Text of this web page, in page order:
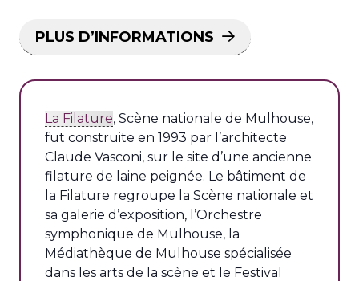
PLUS D’INFORMATIONS
La Filature, Scène nationale de Mulhouse,
fut construite en 1993 par l’architecte
Claude Vasconi, sur le site d’une ancienne
filature de laine peignée. Le bâtiment de
la Filature regroupe la Scène nationale et
sa galerie d’exposition, l’Orchestre
symphonique de Mulhouse, la
Médiathèque de Mulhouse spécialisée
dans les arts de la scène et le Festival